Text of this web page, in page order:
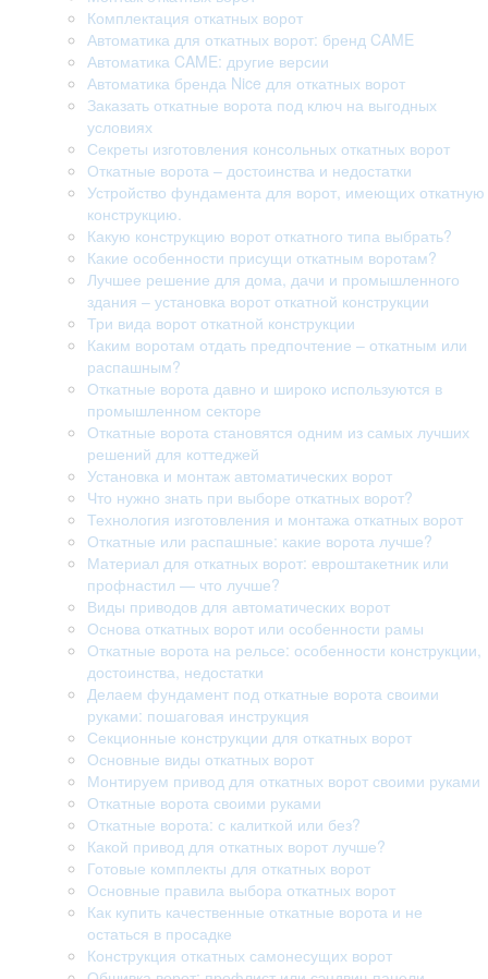
Комплектация откатных ворот
Автоматика для откатных ворот: бренд CAME
Автоматика CAME: другие версии
Автоматика бренда Nice для откатных ворот
Заказать откатные ворота под ключ на выгодных
условиях
Секреты изготовления консольных откатных ворот
Откатные ворота – достоинства и недостатки
Устройство фундамента для ворот, имеющих откатную
конструкцию.
Какую конструкцию ворот откатного типа выбрать?
Какие особенности присущи откатным воротам?
Лучшее решение для дома, дачи и промышленного
здания – установка ворот откатной конструкции
Три вида ворот откатной конструкции
Каким воротам отдать предпочтение – откатным или
распашным?
Откатные ворота давно и широко используются в
промышленном секторе
Откатные ворота становятся одним из самых лучших
решений для коттеджей
Установка и монтаж автоматических ворот
Что нужно знать при выборе откатных ворот?
Технология изготовления и монтажа откатных ворот
Откатные или распашные: какие ворота лучше?
Материал для откатных ворот: евроштакетник или
профнастил — что лучше?
Виды приводов для автоматических ворот
Основа откатных ворот или особенности рамы
Откатные ворота на рельсе: особенности конструкции,
достоинства, недостатки
Делаем фундамент под откатные ворота своими
руками: пошаговая инструкция
Секционные конструкции для откатных ворот
Основные виды откатных ворот
Монтируем привод для откатных ворот своими руками
Откатные ворота своими руками
Откатные ворота: с калиткой или без?
Какой привод для откатных ворот лучше?
Готовые комплекты для откатных ворот
Основные правила выбора откатных ворот
Как купить качественные откатные ворота и не
остаться в просадке
Конструкция откатных самонесущих ворот